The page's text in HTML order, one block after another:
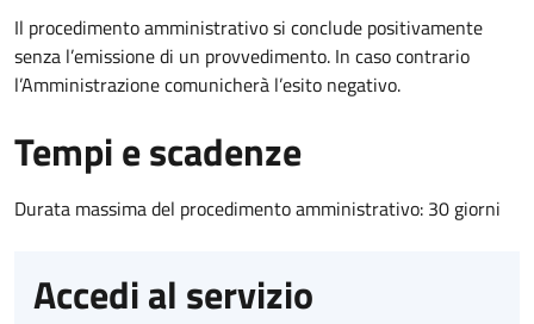
Il procedimento amministrativo si conclude positivamente
senza l’emissione di un provvedimento. In caso contrario
l’Amministrazione comunicherà l’esito negativo.
Tempi e scadenze
Durata massima del procedimento amministrativo: 30 giorni
Accedi al servizio